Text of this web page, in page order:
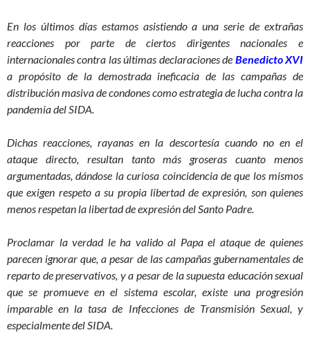
En los últimos días estamos asistiendo a una serie de extrañas
reacciones por parte de ciertos dirigentes nacionales e
internacionales contra las últimas declaraciones de Benedicto XVI
a propósito de la demostrada ineficacia de las campañas de
distribución masiva de condones como estrategia de lucha contra la
pandemia del SIDA.
Dichas reacciones, rayanas en la descortesía cuando no en el
ataque directo, resultan tanto más groseras cuanto menos
argumentadas, dándose la curiosa coincidencia de que los mismos
que exigen respeto a su propia libertad de expresión, son quienes
menos respetan la libertad de expresión del Santo Padre.
Proclamar la verdad le ha valido al Papa el ataque de quienes
parecen ignorar que, a pesar de las campañas gubernamentales de
reparto de preservativos, y a pesar de la supuesta educación sexual
que se promueve en el sistema escolar, existe una progresión
imparable en la tasa de Infecciones de Transmisión Sexual, y
especialmente del SIDA.